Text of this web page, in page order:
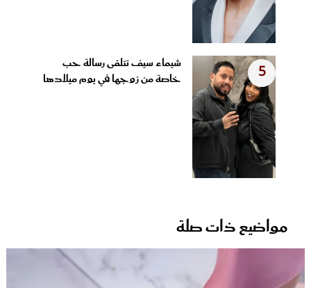
5
شيماء سيف تتلقى رسالة حب
خاصة من زوجها في يوم ميلادها
مواضيع ذات صلة